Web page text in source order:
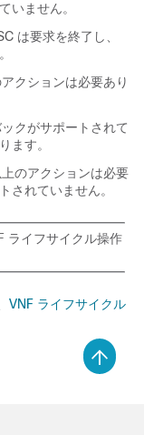
いません。
は要求を終了し、
クションは必要あり
クがサポートされて
ます。
のアクションは必要
されていません。
ライフサイクル操作
VNF ライフサイクル